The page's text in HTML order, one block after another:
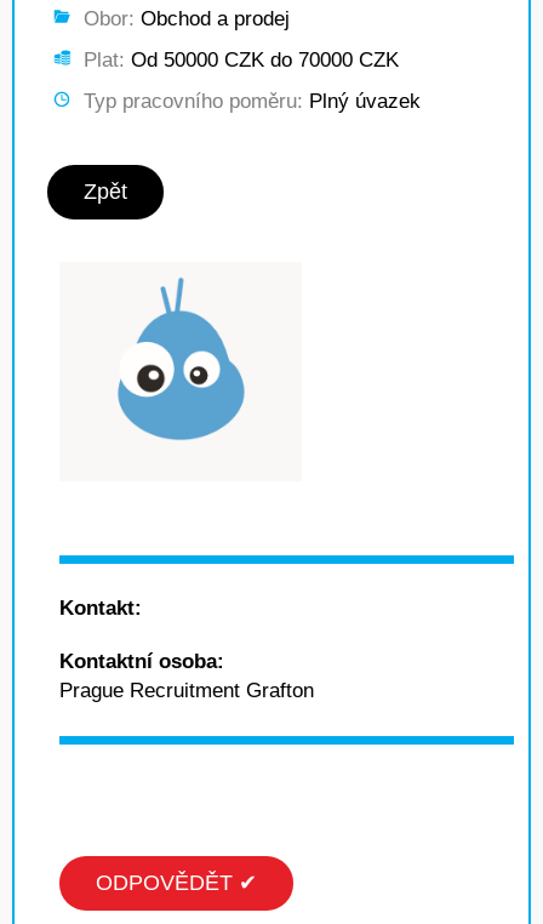
Obor: Obchod a prodej
Plat: Od 50000 CZK do 70000 CZK
Typ pracovního poměru: Plný úvazek
Zpět
Kontakt:
Kontaktní osoba:
Prague Recruitment Grafton
ODPOVĚDĚT ✔